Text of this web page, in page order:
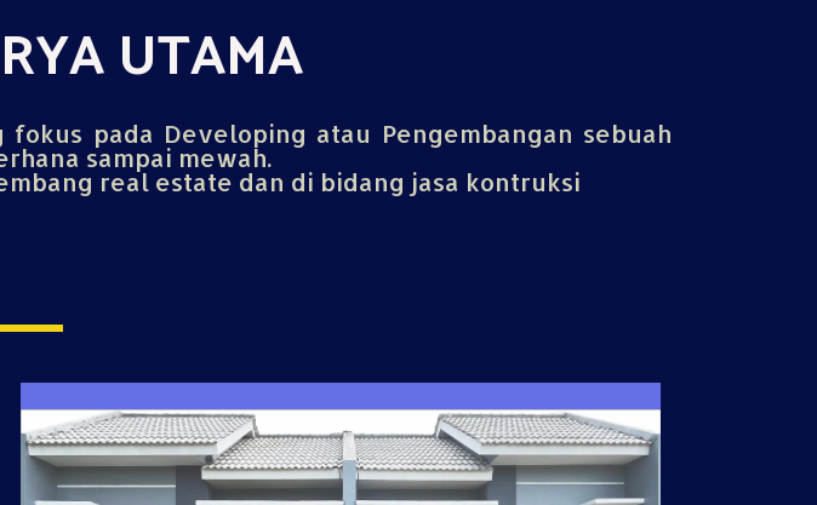
UTAMA
fokus pada Developing atau Pengembangan sebuah
sampai mewah.
real estate dan di bidang jasa kontruksi